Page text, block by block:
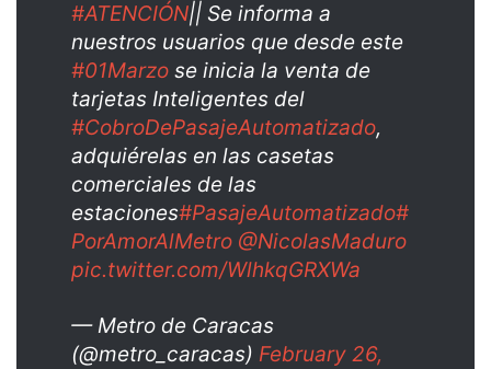
#ATENCIÓN|| Se informa a
nuestros usuarios que desde este
#01Marzo se inicia la venta de
tarjetas Inteligentes del
#CobroDePasajeAutomatizado,
adquiérelas en las casetas
comerciales de las
estaciones#PasajeAutomatizado#
PorAmorAlMetro @NicolasMaduro
pic.twitter.com/WlhkqGRXWa
— Metro de Caracas
(@metro_caracas) February 26,